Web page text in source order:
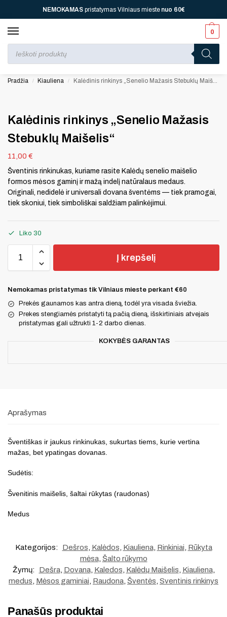
NEMOKAMASpristatymas Vilniaus miestenuo 60€
0
Perkant nuo70 € ⚡ jūsų laukia viena dovana, nuo dvi, nuo150 € ⚡
Pradžia / Kiauliena / Kalėdinis rinkinys „Senelio Mažasis Stebuklų Maišelis“
Kalėdinis rinkinys „Senelio Mažasis
Stebuklų Maišelis“
11,00 €
Šventinis rinkinukas, kuriame rasite Kalėdų senelio maišelio
formos mėsos gaminį ir mažą indelį natūralaus medaus.
Originali, nedidelė ir universali dovana šventėms — tiek pramogai,
tiek skoniui, tiek simboliškai saldžiam palinkėjimui.
Liko 30
Į krepšelį
Nemokamas pristatymas tik Vilniaus mieste perkant €60
Prekės gaunamos kas antra dieną, todėl yra visada šviežia.
Prekes stengiamės pristatyti tą pačią dieną, išskirtiniais atvejais
pristatymas gali užtrukti 1-2 darbo dienas.
KOKYBĖS GARANTAS
Aprašymas
Šventiškas ir jaukus rinkinukas, sukurtas tiems, kurie vertina
mažas, bet ypatingas dovanas.
Sudėtis:
Švenitinis maišelis, šaltai rūkytas (raudonas)
Medus
Kategorijos: Dešros Kalėdos Kiauliena, Rinkiniai Rūkyta
mėsa, Šalto rūkymo
Žymų:
Dešra, Dovana, Kaledos Kalėdų Maišelis Kiauliena,
medus Mėsos gaminiai Raudona Šventės Sventinis rinkinys
Panašūs produktai